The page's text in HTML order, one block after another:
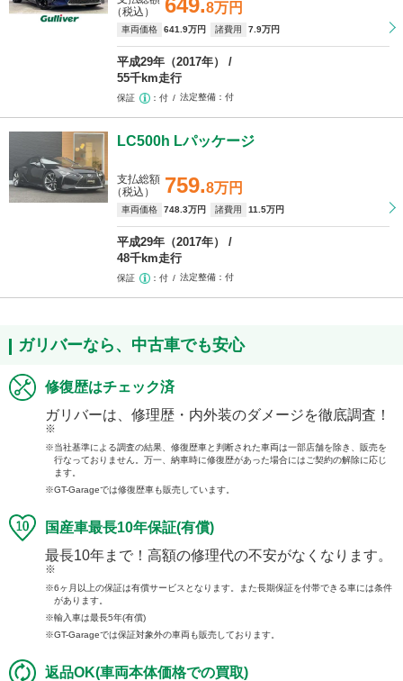
649.8万円
（税込）
車両価格 641 .9万円 諸費用 7 .9万円
平成29年（2017年）
55千km走行
保証 付 法定整備 付
LC500h Lパッケージ
759.8万円
支払総額
（税込）
車両価格 748 .3万円 諸費用 11 .5万円
平成29年（2017年）
48千km走行
保証 付 法定整備 付
ガリバーなら、中古車でも安心
修復歴はチェック済
ガリバーは、修理歴・内外装のダメージを徹底調査！
※
当社基準による調査の結果、修復歴車と判断された車両は一部店舗を除き、販売を
行なっておりません。万一、納車時に修復歴があった場合にはご契約の解除に応じ
ます。
GT-Garageでは修復歴車も販売しています。
国産車最長10年保証(有償)
最長10年まで！高額の修理代の不安がなくなります。
※
6ヶ月以上の保証は有償サービスとなります。また長期保証を付帯できる車には条件
があります。
輸入車は最長5年(有償)
GT-Garageでは保証対象外の車両も販売しております。
返品OK(車両本体価格での買取)